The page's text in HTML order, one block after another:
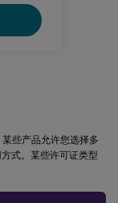
些产品允许您选择多
式。某些许可证类型